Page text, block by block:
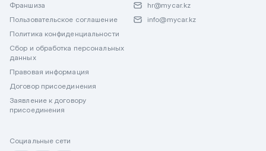
Франшиза
Пользовательское соглашение
Политика конфиденциальности
Сбор и обработка персональных
данных
Правовая информация
Договор присоединения
Заявление к договору
присоединения
hr@mycar.kz
info@mycar.kz
Социальные сети